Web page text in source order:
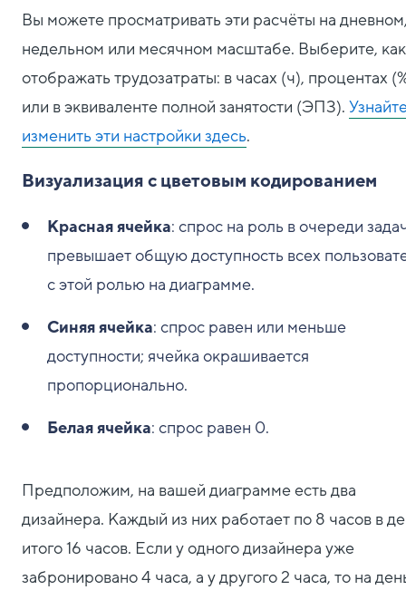
Вы можете просматривать эти расчёты на
недельном или месячном масштабе. Выберите, как
отображать трудозатраты: в часах (ч), процентах
или в эквиваленте полной занятости (ЭПЗ).
изменить эти настройки здесь.
Визуализация с цветовым кодированием
Красная ячейка: спрос на роль в очереди
превышает общую доступность всех
с этой ролью на диаграмме.
Синяя ячейка: спрос равен или меньше
доступности; ячейка окрашивается
пропорционально.
Белая ячейка: спрос равен 0.
Предположим, на вашей диаграмме есть два
дизайнера. Каждый из них работает по 8 часов в
итого 16 часов. Если у одного дизайнера уже
забронировано 4 часа, а у другого 2 часа, то на